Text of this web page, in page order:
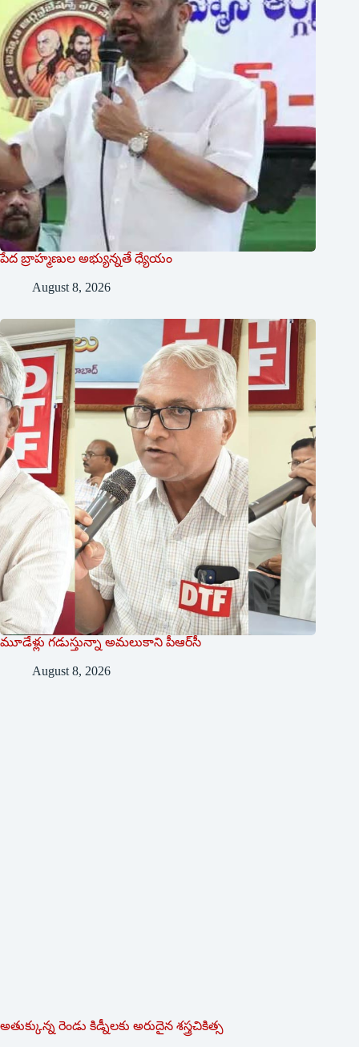
పేద బ్రాహ్మణుల అభ్యున్నతే ధ్యేయం
August 8, 2026
మూడేళ్లు గ‌డుస్తున్నా అమ‌లుకాని పీఆర్‌సీ
August 8, 2026
అతుక్కున్న రెండు కిడ్నీలకు అరుదైన శస్త్రచికిత్స